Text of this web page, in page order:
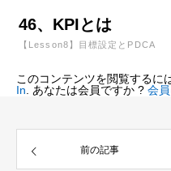
46、KPIとは
【Lesson8】目標設定とPDCA
このコンテンツを閲覧するに
In . あなたは会員ですか ? 会
前の記事